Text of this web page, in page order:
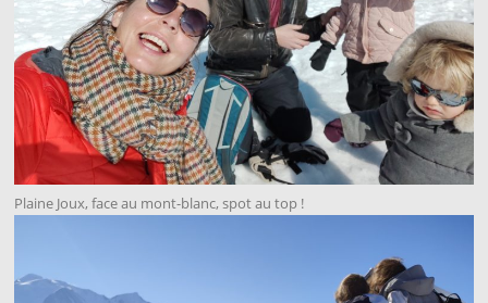
Plaine Joux, face au mont-blanc, spot au top !